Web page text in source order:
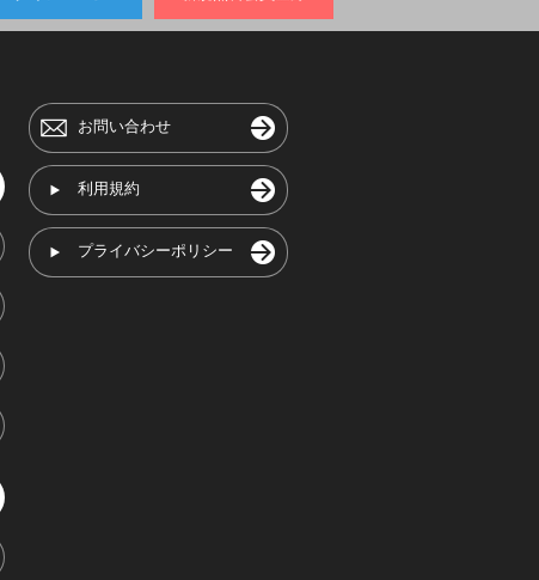
お問い合わせ
利用規約
プライバシーポリシー